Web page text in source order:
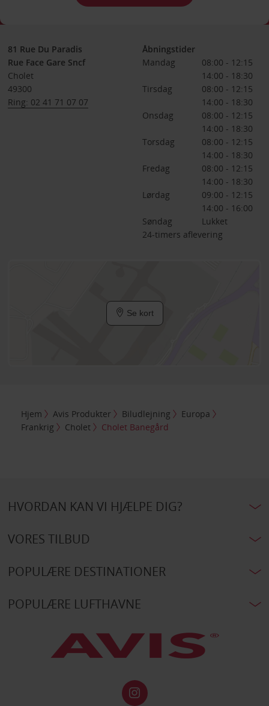
81 Rue Du Paradis
Rue Face Gare Sncf
Cholet
49300
Ring: 02 41 71 07 07
Åbningstider
Mandag
08:00 - 12:15
14:00 - 18:30
Tirsdag
08:00 - 12:15
14:00 - 18:30
Onsdag
08:00 - 12:15
14:00 - 18:30
Torsdag
08:00 - 12:15
14:00 - 18:30
Fredag
08:00 - 12:15
14:00 - 18:30
Lørdag
09:00 - 12:15
14:00 - 16:00
Søndag
Lukket
24-timers aflevering
Se kort
Hjem Avis Produkter Biludlejning
Europa
Frankrig
Cholet Cholet Banegård
HVORDAN KAN VI HJÆLPE DIG?
VORES TILBUD
POPULÆRE DESTINATIONER
POPULÆRE LUFTHAVNE